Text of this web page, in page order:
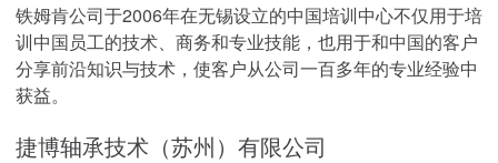
铁姆肯公司于2006年在无锡设立的中国培训中心不仅用于培
训中国员工的技术、商务和专业技能，也用于和中国的客户
分享前沿知识与技术，使客户从公司一百多年的专业经验中
获益。
捷博轴承技术（苏州）有限公司